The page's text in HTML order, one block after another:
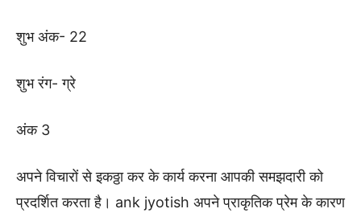
शुभ अंक- 22
शुभ रंग- ग्रे
अंक 3
अपने विचारों से इकठ्ठा कर के कार्य करना आपकी समझदारी को
प्रदर्शित करता है। ank jyotish अपने प्राकृतिक प्रेम के कारण